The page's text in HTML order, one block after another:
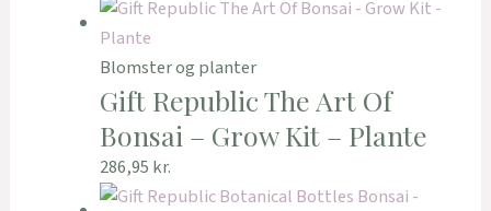
Blomster og planter
Gift Republic The Art Of
Bonsai – Grow Kit – Plante
286,95 kr.